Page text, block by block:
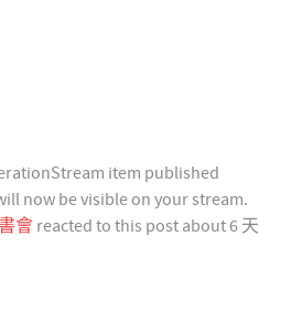
Stream item published
now be visible on your stream.
會 reacted to this post about 6 天